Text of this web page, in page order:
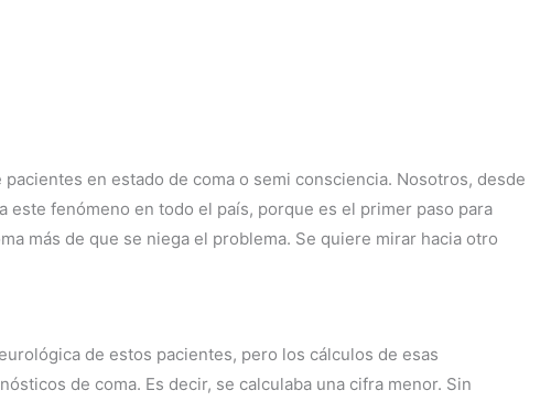
en estado de coma o semi consciencia. Nosotros, desde
fenómeno en todo el país, porque es el primer paso para
más de que se niega el problema. Se quiere mirar hacia otro
de estos pacientes, pero los cálculos de esas
de coma. Es decir, se calculaba una cifra menor. Sin